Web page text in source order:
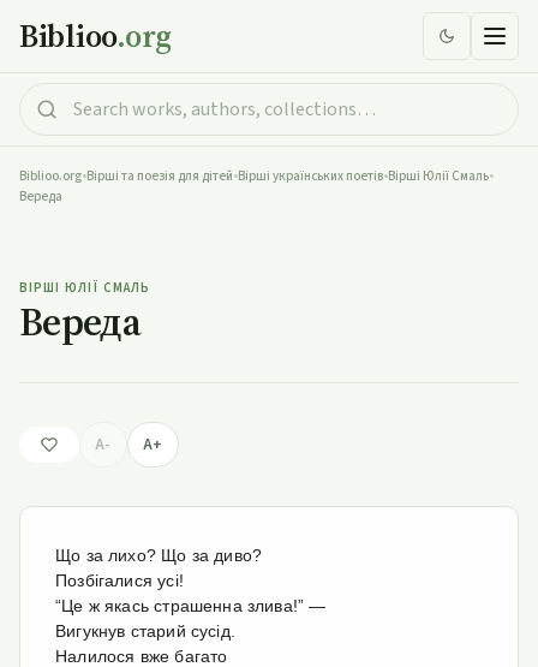
Biblioo.org
Biblioo.org•Вірші та поезія для дітей•Вірші українських поетів•Вірші Юлії Смаль•
Вереда
ВІРШІ ЮЛІЇ СМАЛЬ
Вереда
A- A+
Що за лихо? Що за диво?
Позбігалися усі!
“Це ж якась страшенна злива!” —
Вигукнув старий сусід.
Налилося вже багато